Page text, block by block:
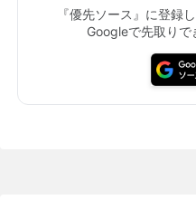
『優先ソース』に登録
Googleで先取りで